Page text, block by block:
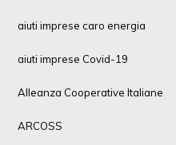
aiuti imprese caro energia
aiuti imprese Covid-19
Alleanza Cooperative Italiane
ARCOSS